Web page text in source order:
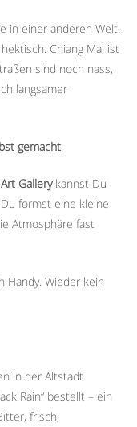
in einer anderen Welt.
Chiang Mai ist
sind noch nass,
langsamer
gemacht
Gallerykannst Du
formst eine kleine
Atmosphäre fast
Handy. Wieder kein
in der Altstadt.
Rain“ bestellt – ein
frisch,